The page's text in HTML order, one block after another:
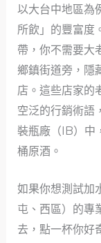
以大台中地區為
所飲」的豐富度
帶，你不需要大
鄉鎮街道旁，隱
店。這些店家的
空泛的行銷術語
裝瓶廠（IB）中
桶原酒。
如果你想測試加
屯、西區）的專
去，點一杯你好